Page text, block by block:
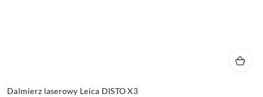
Dalmierz laserowy Leica DISTO X3